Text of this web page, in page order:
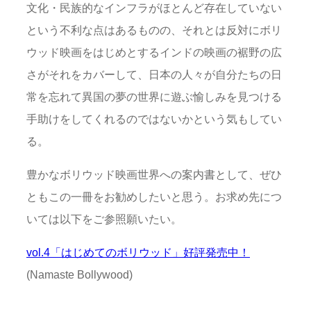
文化・民族的なインフラがほとんど存在していない
という不利な点はあるものの、それとは反対にボリ
ウッド映画をはじめとするインドの映画の裾野の広
さがそれをカバーして、日本の人々が自分たちの日
常を忘れて異国の夢の世界に遊ぶ愉しみを見つける
手助けをしてくれるのではないかという気もしてい
る。
豊かなボリウッド映画世界への案内書として、ぜひ
ともこの一冊をお勧めしたいと思う。お求め先につ
いては以下をご参照願いたい。
vol.4「はじめてのボリウッド」好評発売中！
(Namaste Bollywood)